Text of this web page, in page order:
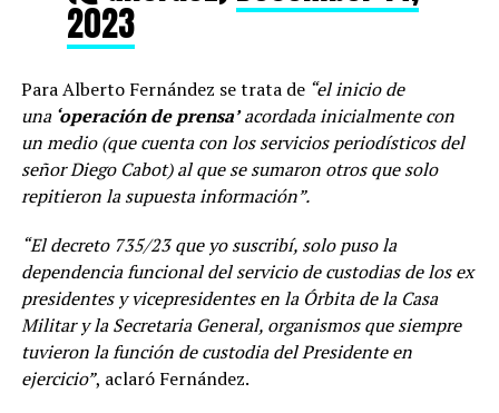
2023
Para Alberto Fernández se trata de“el inicio de
una‘operación de prensa’acordada inicialmente con
un medio (que cuenta con los servicios periodísticos del
señor Diego Cabot) al que se sumaron otros que solo
repitieron la supuesta información”.
“El decreto 735/23 que yo suscribí, solo puso la
dependencia funcional del servicio de custodias de los ex
presidentes y vicepresidentes en la Órbita de la Casa
Militar y la Secretaria General, organismos que siempre
tuvieron la función de custodia del Presidente en
ejercicio”, aclaró Fernández.